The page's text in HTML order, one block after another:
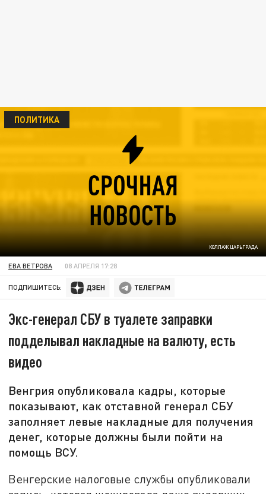
КОЛЛАЖ ЦАРЬГРАДА
ПОЛИТИКА
ЕВА ВЕТРОВА 08 АПРЕЛЯ 17:28
ПОДПИШИТЕСЬ:
Экс-генерал СБУ в туалете заправки
подделывал накладные на валюту, есть
видео
Венгрия опубликовала кадры, которые
показывают, как отставной генерал СБУ
заполняет левые накладные для получения
денег, которые должны были пойти на
помощь ВСУ.
Венгерские налоговые службы опубликовали